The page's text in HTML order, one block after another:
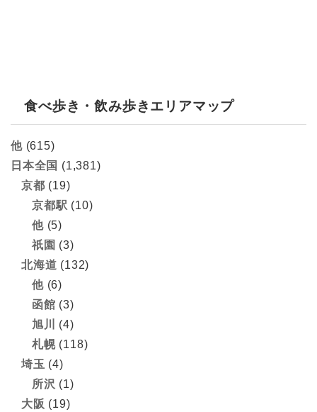
食べ歩き・飲み歩きエリアマップ
他(615)
日本全国 (1,381)
京都 (19)
京都駅 (10)
他(5)
祇園 (3)
北海道 (132)
他(6)
函館 (3)
旭川
(4)
札幌(118)
埼玉 (4)
所沢 (1)
大阪 (19)